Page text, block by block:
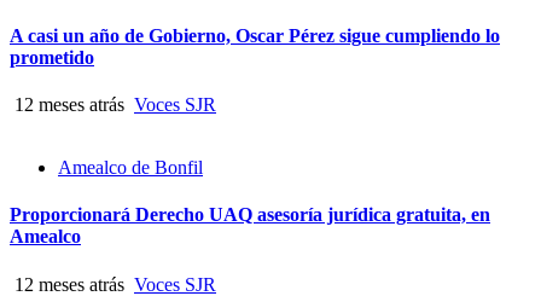
A casi un año de Gobierno, Oscar Pérez sigue cumpliendo lo
prometido
12 meses atrás Voces SJR
Amealco de Bonfil
Proporcionará Derecho UAQ asesoría jurídica gratuita, en
Amealco
12 meses atrás Voces SJR